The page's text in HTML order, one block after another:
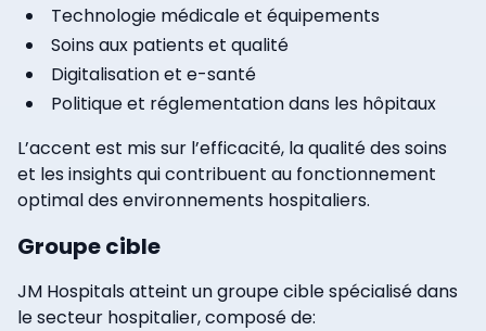
Technologie médicale et équipements
Soins aux patients et qualité
Digitalisation et e-santé
Politique et réglementation dans les hôpitaux
L’accent est mis sur l’efficacité, la qualité des soins
et les insights qui contribuent au fonctionnement
optimal des environnements hospitaliers.
Groupe cible
JM Hospitals atteint un groupe cible spécialisé dans
le secteur hospitalier, composé de: